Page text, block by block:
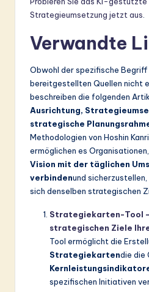
Strategieumsetzung jetzt aus.
Verwandte
Obwohl der spezifische Begriff
bereitgestellten Quellen nicht
beschreiben die folgenden
Ausrichtung,
strategische
Methodologien von Hoshin
ermöglichen es Organisationen,
Vision mit der täglichen
verbindenund
sich denselben strategischen
Strategiekarten-Tool
strategischen Ziele
Tool ermöglicht die
Strategiekartendie die
spezifischen Initiativen